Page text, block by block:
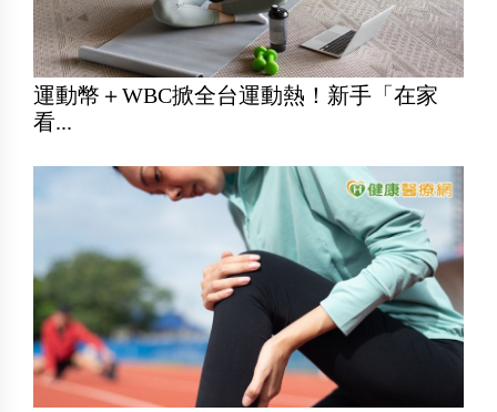
運動幣＋WBC掀全台運動熱！新手「在家
看...